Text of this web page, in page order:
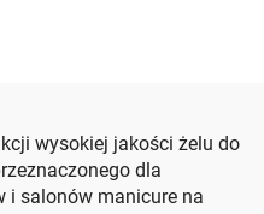
wysokiej jakości żelu do
dla
i salonów manicure na